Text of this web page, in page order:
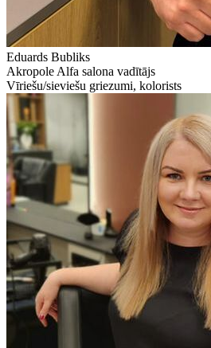
Eduards Bubliks
Akropole Alfa salona vadītājs
Vīriešu/sieviešu griezumi, kolorists